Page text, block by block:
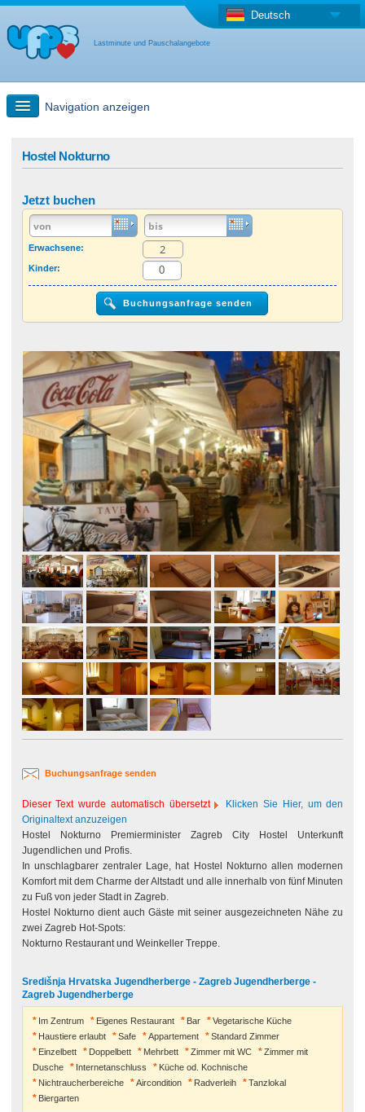
Lastminute und Pauschalangebote
Deutsch
Navigation anzeigen
Last Minute Angebot + Pauschalangebot
Anderes Land
Hostel Nokturno
Jetzt buchen
Erwachsene:
Kinder:
Buchungsanfrage senden
Dieser Text wurde automatisch übersetzt
Klicken Sie Hier, um den
Originaltext anzuzeigen
Hostel Nokturno Premierminister Zagreb City Hostel Unterkunft
Jugendlichen und Profis.
In unschlagbarer zentraler Lage, hat Hostel Nokturno allen modernen
Komfort mit dem Charme der Altstadt und alle innerhalb von fünf Minuten
zu Fuß von jeder Stadt in Zagreb.
Hostel Nokturno dient auch Gäste mit seiner ausgezeichneten Nähe zu
zwei Zagreb Hot-Spots:
Nokturno Restaurant und Weinkeller Treppe.
Središnja Hrvatska Jugendherberge - Zagreb Jugendherberge -
Zagreb Jugendherberge
Im Zentrum Eigenes Restaurant Bar
Vegetarische Küche
Haustiere erlaubt
Safe Appartement
Standard Zimmer
Einzelbett
Doppelbett Mehrbett Zimmer mit WC
Zimmer mit
Dusche
Internetanschluss
Küche od. Kochnische
Nichtraucherbereiche
Aircondition Radverleih
Tanzlokal
Biergarten